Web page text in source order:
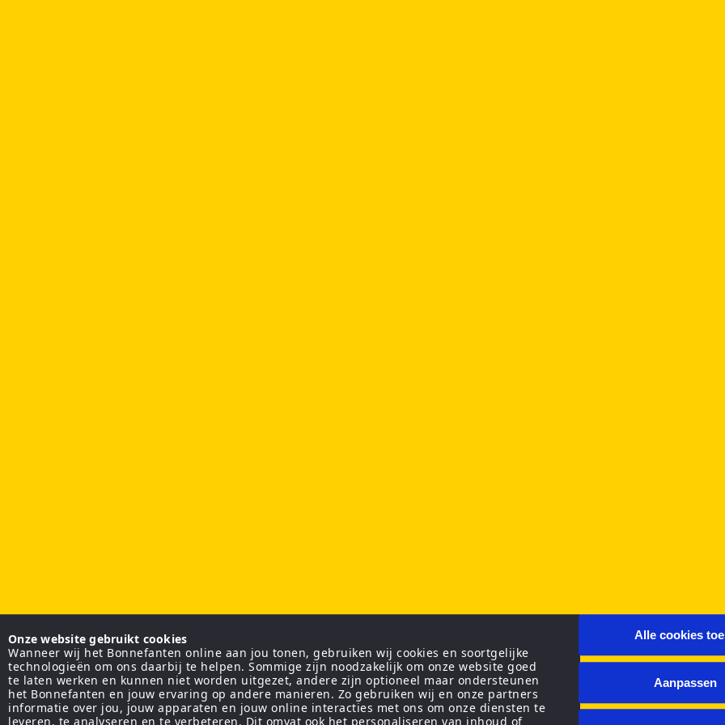
Onze website gebruikt cookies
Wanneer wij het Bonnefanten online aan jou tonen, gebruiken wij cookies en soortgelijke
technologieën om ons daarbij te helpen. Sommige zijn noodzakelijk om onze website goed
te laten werken en kunnen niet worden uitgezet, andere zijn optioneel maar ondersteunen
het Bonnefanten en jouw ervaring op andere manieren. Zo gebruiken wij en onze partners
informatie over jou, jouw apparaten en jouw online interacties met ons om onze diensten te
leveren, te analyseren en te verbeteren. Dit omvat ook het personaliseren van inhoud of
Alle cookies
Aanpassen